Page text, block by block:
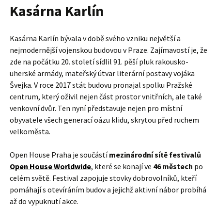
Kasárna Karlín
Kasárna Karlín bývala v době svého vzniku největší a
nejmodernější vojenskou budovou v Praze. Zajímavostí je, že
zde na počátku 20. století sídlil 91. pěší pluk rakousko-
uherské armády, mateřský útvar literární postavy vojáka
Švejka. V roce 2017 stát budovu pronajal spolku Pražské
centrum, který oživil nejen část prostor vnitřních, ale také
venkovní dvůr. Ten nyní představuje nejen pro místní
obyvatele všech generací oázu klidu, skrytou před ruchem
velkoměsta.
Open House Praha je součástímezinárodní sítě festivalů
Open House Worldwide, které se konají ve 46 městech po
celém světě. Festival zapojuje stovky dobrovolníků, kteří
pomáhají s otevíráním budov a jejichž aktivní nábor probíhá
až do vypuknutí akce.